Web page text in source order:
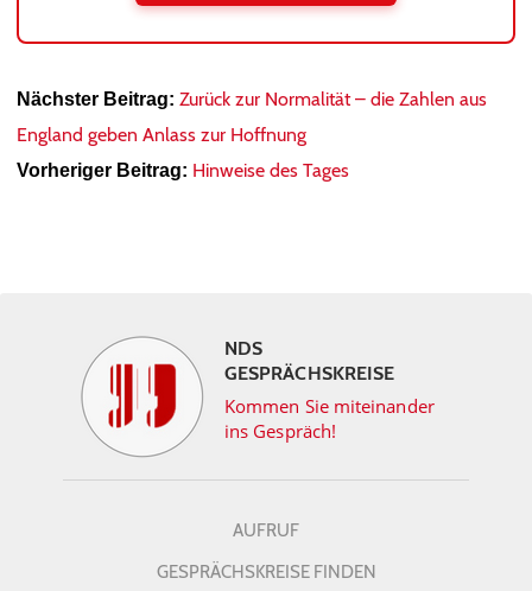
Nächster Beitrag: Zurück zur Normalität – die Zahlen aus
England geben Anlass zur Hoffnung
Vorheriger Beitrag: Hinweise des Tages
NDS
GESPRÄCHSKREISE
Kommen Sie miteinander
ins Gespräch!
AUFRUF
GESPRÄCHSKREISE FINDEN